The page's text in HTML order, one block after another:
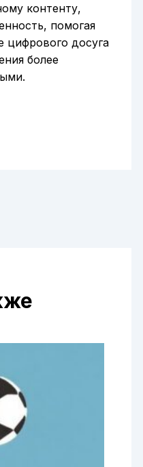
контенту,
помогая
цифрового досуга
более